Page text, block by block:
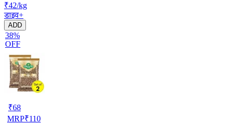
₹42/kg
डाइव+
ADD
38%
OFF
₹68
MRP₹110